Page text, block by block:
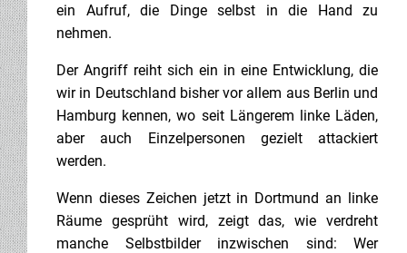
ein Aufruf, die Dinge selbst in die Hand zu
nehmen.
Der Angriff reiht sich ein in eine Entwicklung, die
wir in Deutschland bisher vor allem aus Berlin und
Hamburg kennen, wo seit Längerem linke Läden,
aber auch Einzelpersonen gezielt attackiert
werden.
Wenn dieses Zeichen jetzt in Dortmund an linke
Räume gesprüht wird, zeigt das, wie verdreht
manche Selbstbilder inzwischen sind: Wer